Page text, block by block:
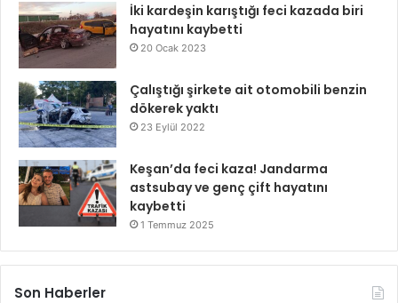
İki kardeşin karıştığı feci kazada biri
hayatını kaybetti
20 Ocak 2023
Çalıştığı şirkete ait otomobili benzin
dökerek yaktı
23 Eylül 2022
Keşan’da feci kaza! Jandarma
astsubay ve genç çift hayatını
kaybetti
1 Temmuz 2025
Son Haberler